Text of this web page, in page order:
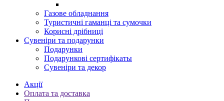
Газове обладнання
Туристичні гаманці та сумочки
Корисні дрібниці
Сувеніри та подарунки
Подарунки
Подарункові сертифікаты
Сувеніри та декор
Акції
Оплата та доставка